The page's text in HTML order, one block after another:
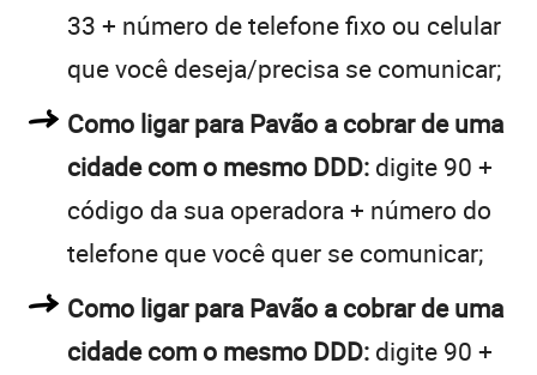
33 + número de telefone fixo ou celular
que você deseja/precisa se comunicar;
Como ligar para Pavão a cobrar de uma
cidade com o mesmo DDD: digite 90 +
código da sua operadora + número do
telefone que você quer se comunicar;
Como ligar para Pavão a cobrar de uma
cidade com o mesmo DDD: digite 90 +